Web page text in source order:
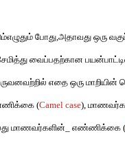
போது,அதாவது ஒரு
வைப்பதற்கான
எதை ஒரு மாறியின்
(Camel case),
மாணவர்களின் எண்ணிக்கை (